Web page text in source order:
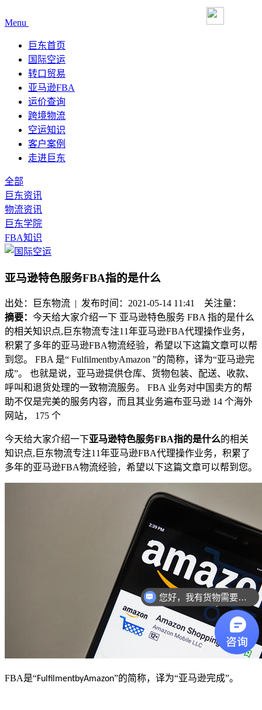
Menu
巨东首页
国际空运
转口贸易
亚马逊FBA
运价查询
跨境物流
空运知识
客户案例
走进巨东
全部
巨东资讯
物流资讯
巨东学院
FBA知识
亚马逊特色服务FBA指的是什么
出处：巨东物流 | 发布时间：2021-05-14 11:41 关注量：
摘要： 今天给大家介绍一下 亚马逊特色服务 FBA 指的是什么
的相关知识点,巨东物流专注11年亚马逊FBA代理操作业务，
积累了多年的亚马逊FBA物流经验，希望以下这篇文章可以帮
到您。 FBA 是“ FulfilmentbyAmazon ”的简称，译为“亚马逊完
成”。 也就是说，亚马逊提供仓库、货物包装、配送、收款、
呼叫和退货处理的一致物流服务。 FBA 业务对中国卖方的帮
助不仅是完美的服务内容，而且其业务遍布亚马逊 14 个海外
网站， 175 个
今天给大家介绍一下亚马逊特色服务FBA指的是什么的相关
知识点,巨东物流专注11年亚马逊FBA代理操作业务，积累了
多年的亚马逊FBA物流经验，希望以下这篇文章可以帮到您。
FBA是“FulfilmentbyAmazon”的简称，译为“亚马逊完成”。
您好，我有货物需要你们的产品。